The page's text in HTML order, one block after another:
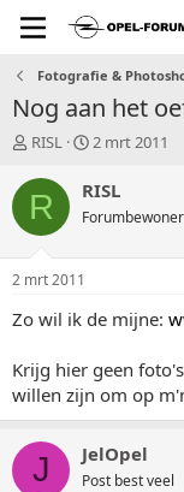
Fotografie &
Nog aan het
T
p
a
r
r
RISL
S
a
t
u
2 mrt 2011
R RISL
Forumbewoner
2 mrt 2011
Zo wil ik de mijne:
Krijg hier geen
willen zijn om op
J JelOpel
Post best veel